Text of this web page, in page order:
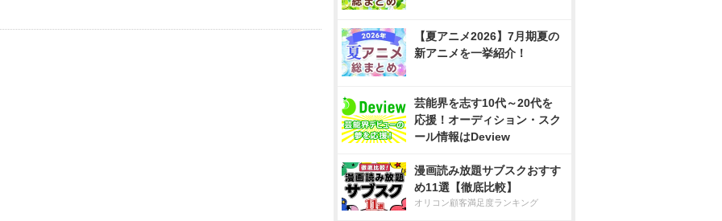
【夏アニメ2026】7月期夏の
新アニメを一挙紹介！
芸能界を志す10代～20代を
応援！オーディション・スク
ール情報はDeview
漫画読み放題サブスクおすす
め11選【徹底比較】
オリコン顧客満足度ランキング